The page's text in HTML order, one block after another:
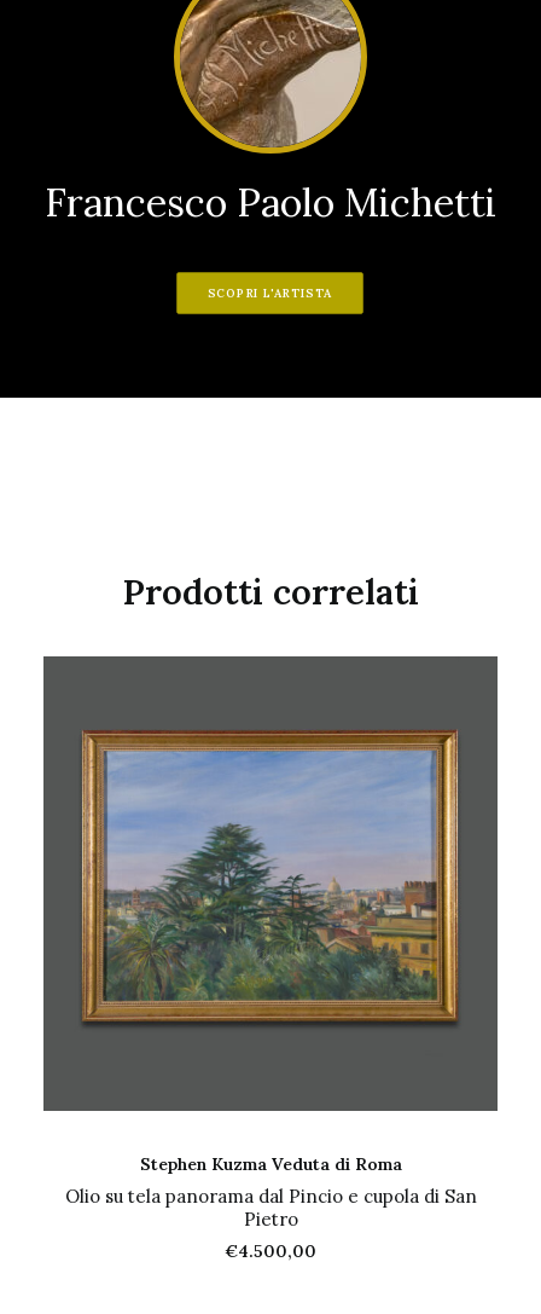
Francesco Paolo Michetti
SCOPRI L'ARTISTA
Prodotti correlati
AGGIUNGI AL CARRELLO
Stephen Kuzma Veduta di Roma
Olio su tela panorama dal Pincio e cupola di San
Pietro
€4.500,00